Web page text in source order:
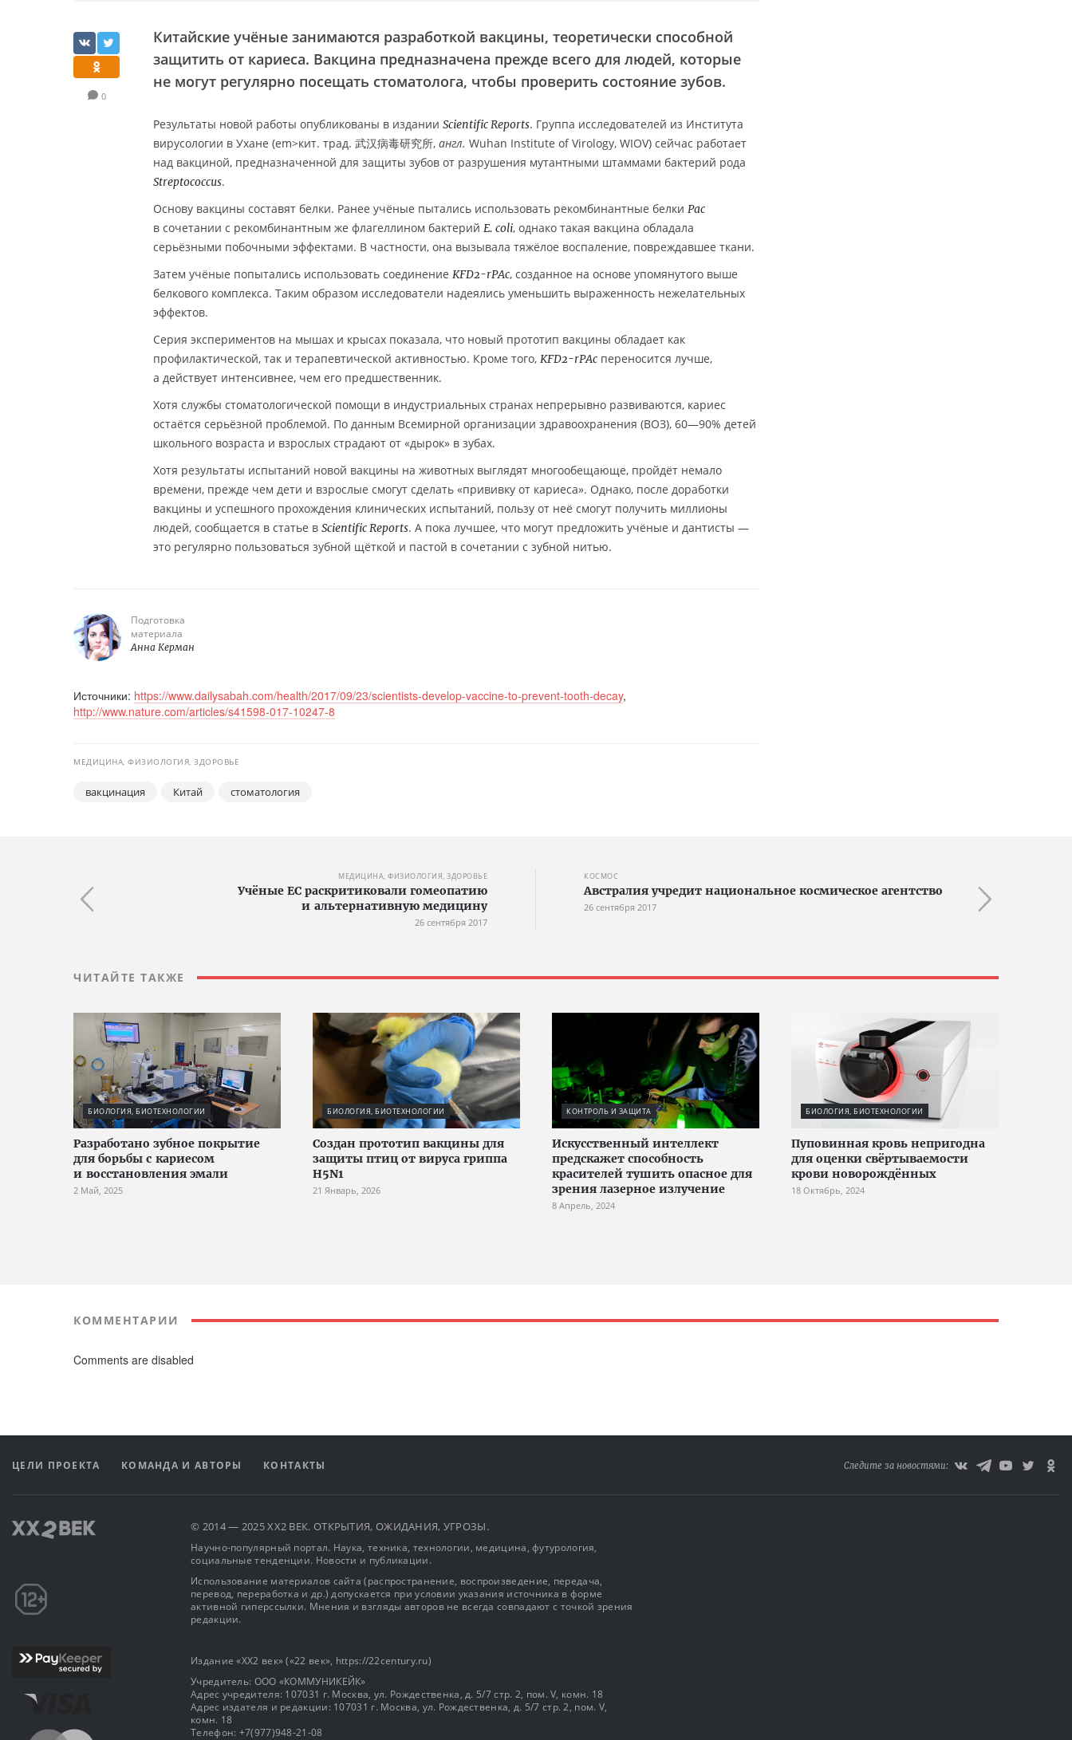
0
Китайские учёные занимаются разработкой вакцины, теоретически способной
защитить от кариеса. Вакцина предназначена прежде всего для людей, которые
не могут регулярно посещать стоматолога, чтобы проверить состояние зубов.
Результаты новой работы опубликованы в издании Scientific Reports. Группа исследователей из Института
вирусологии в Ухане (em>кит. трад. 武汉病毒研究所, англ. Wuhan Institute of Virology, WIOV) сейчас работает
над вакциной, предназначенной для защиты зубов от разрушения мутантными штаммами бактерий рода
Streptococcus.
Основу вакцины составят белки. Ранее учёные пытались использовать рекомбинантные белки Pac
в сочетании с рекомбинантным же флагеллином бактерий E. coli, однако такая вакцина обладала
серьёзными побочными эффектами. В частности, она вызывала тяжёлое воспаление, повреждавшее ткани.
Затем учёные попытались использовать соединение KFD2-rPAc, созданное на основе упомянутого выше
белкового комплекса. Таким образом исследователи надеялись уменьшить выраженность нежелательных
эффектов.
Серия экспериментов на мышах и крысах показала, что новый прототип вакцины обладает как
профилактической, так и терапевтической активностью. Кроме того, KFD2-rPAc переносится лучше,
а действует интенсивнее, чем его предшественник.
Хотя службы стоматологической помощи в индустриальных странах непрерывно развиваются, кариес
остаётся серьёзной проблемой. По данным Всемирной организации здравоохранения (ВОЗ), 60—90% детей
школьного возраста и взрослых страдают от «дырок» в зубах.
Хотя результаты испытаний новой вакцины на животных выглядят многообещающе, пройдёт немало
времени, прежде чем дети и взрослые смогут сделать «прививку от кариеса». Однако, после доработки
вакцины и успешного прохождения клинических испытаний, пользу от неё смогут получить миллионы
людей, сообщается в статье в Scientific Reports. А пока лучшее, что могут предложить учёные и дантисты —
это регулярно пользоваться зубной щёткой и пастой в сочетании с зубной нитью.
Подготовка
материала
Анна Керман
Источники: https://www.dailysabah.com/health/2017/09/23/scientists-develop-vaccine-to-prevent-tooth-decay,
http://www.nature.com/articles/s41598-017-10247-8
МЕДИЦИНА, ФИЗИОЛОГИЯ, ЗДОРОВЬЕ
вакцинация Китай стоматология
МЕДИЦИНА, ФИЗИОЛОГИЯ, ЗДОРОВЬЕ
Учёные ЕС раскритиковали гомеопатию
и альтернативную медицину
26 сентября 2017
КОСМОС
Австралия учредит национальное космическое агентство
26 сентября 2017
ЧИТАЙТЕ ТАКЖЕ
БИОЛОГИЯ, БИОТЕХНОЛОГИИ
Разработано зубное покрытие
для борьбы с кариесом
и восстановления эмали
2 Май, 2025
БИОЛОГИЯ, БИОТЕХНОЛОГИИ
Создан прототип вакцины для
защиты птиц от вируса гриппа
H5N1
21 Январь, 2026
КОНТРОЛЬ И ЗАЩИТА
Искусственный интеллект
предскажет способность
красителей тушить опасное для
зрения лазерное излучение
8 Апрель, 2024
БИОЛОГИЯ, БИОТЕХНОЛОГИИ
Пуповинная кровь непригодна
для оценки свёртываемости
крови новорождённых
18 Октябрь, 2024
КОММЕНТАРИИ
Comments are disabled
ЦЕЛИ ПРОЕКТА КОМАНДА И АВТОРЫ КОНТАКТЫ Следите за новостями:
© 2014 — 2025 XX2 ВЕК. ОТКРЫТИЯ, ОЖИДАНИЯ, УГРОЗЫ.
Научно-популярный портал. Наука, техника, технологии, медицина, футурология,
социальные тенденции. Новости и публикации.
Использование материалов сайта (распространение, воспроизведение, передача,
перевод, переработка и др.) допускается при условии указания источника в форме
активной гиперссылки. Мнения и взгляды авторов не всегда совпадают с точкой зрения
редакции.
Издание «XX2 век» («22 век», https://22century.ru)
Учредитель: OOO «КОММУНИКЕЙК»
Адрес учредителя: 107031 г. Москва, ул. Рождественка, д. 5/7 стр. 2, пом. V, комн. 18
Адрес издателя и редакции: 107031 г. Москва, ул. Рождественка, д. 5/7 стр. 2, пом. V,
комн. 18
Телефон: +7(977)948-21-08